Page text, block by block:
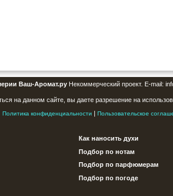
Ваш-Аромат.руНекоммерческий проект. E-mail:
на данном сайте, вы даете разрешение на
Политика конфиденциальности | Пользовательское
Как наносить духи
Подбор по нотам
Подбор по парфюмерам
Подбор по погоде